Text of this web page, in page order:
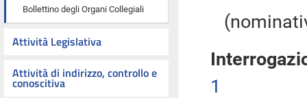
Bollettino degli Organi Collegiali
Attività Legislativa
Attività di indirizzo, controllo e
conoscitiva
1